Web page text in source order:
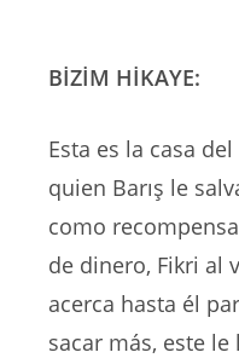
BİZİM HİKAYE:
Esta es la casa
quien Barış le
como
de dinero, Fikri al
acerca hasta él
sacar más, este